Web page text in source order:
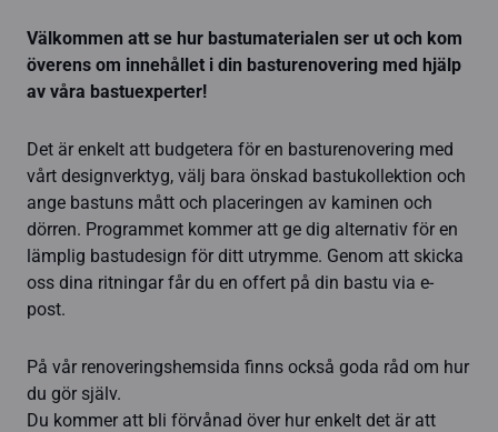
Välkommen att se hur bastumaterialen ser ut och kom
överens om innehållet i din basturenovering med hjälp
av våra bastuexperter!
Det är enkelt att budgetera för en basturenovering med
vårt designverktyg, välj bara önskad bastukollektion och
ange bastuns mått och placeringen av kaminen och
dörren. Programmet kommer att ge dig alternativ för en
lämplig bastudesign för ditt utrymme. Genom att skicka
oss dina ritningar får du en offert på din bastu via e-
post.
På vår renoveringshemsida finns också goda råd om hur
du gör själv.
Du kommer att bli förvånad över hur enkelt det är att